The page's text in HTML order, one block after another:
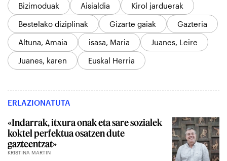
Bizimoduak
Aisialdia
Kirol jarduerak
Bestelako diziplinak
Gizarte gaiak
Gazteria
Altuna, Amaia
isasa, Maria
Juanes, Leire
Juanes, karen
Euskal Herria
ERLAZIONATUTA
«Indarrak, itxura onak eta sare sozialek
koktel perfektua osatzen dute
gazteentzat»
KRISTINA MARTIN